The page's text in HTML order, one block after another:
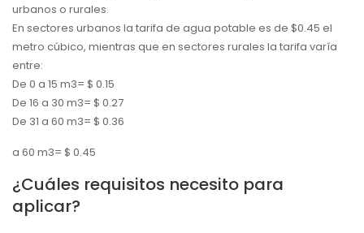
urbanos o rurales.
En sectores urbanos la tarifa de agua potable es de $0.45 el
metro cúbico, mientras que en sectores rurales la tarifa varía
entre:
De 0 a 15 m3= $ 0.15
De 16 a 30 m3= $ 0.27
De 31 a 60 m3= $ 0.36
a 60 m3= $ 0.45
¿Cuáles requisitos necesito para
aplicar?